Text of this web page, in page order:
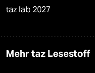
taz lab 2027
Mehr taz Lesestoff